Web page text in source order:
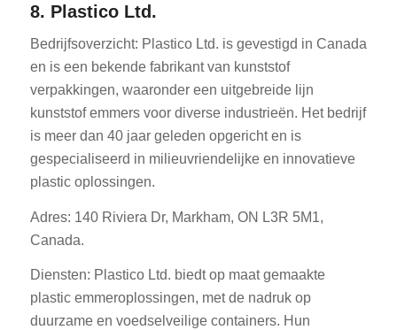
8. Plastico Ltd.
Bedrijfsoverzicht: Plastico Ltd. is gevestigd in Canada
en is een bekende fabrikant van kunststof
verpakkingen, waaronder een uitgebreide lijn
kunststof emmers voor diverse industrieën. Het bedrijf
is meer dan 40 jaar geleden opgericht en is
gespecialiseerd in milieuvriendelijke en innovatieve
plastic oplossingen.
Adres: 140 Riviera Dr, Markham, ON L3R 5M1,
Canada.
Diensten: Plastico Ltd. biedt op maat gemaakte
plastic emmeroplossingen, met de nadruk op
duurzame en voedselveilige containers. Hun